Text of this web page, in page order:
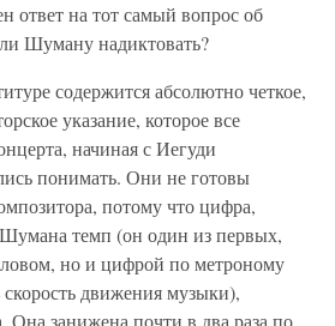
ответ на тот самый вопрос об
Шуману надиктовать?
содержится абсолютно четкое,
указание, которое все
начиная с Иегуди
понимать. Они не готовы
потому что цифра,
Шумана темп (он один из первых,
но и цифрой по метроному
движения музыки),